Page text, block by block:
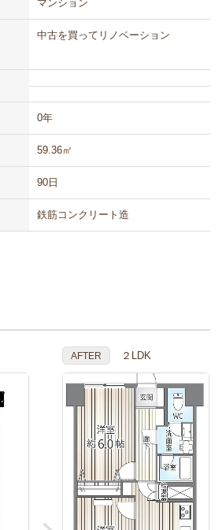
マンション
中古を買ってリノベーション
0年
59.36㎡
90日
鉄筋コンクリート造
AFTER ２LDK